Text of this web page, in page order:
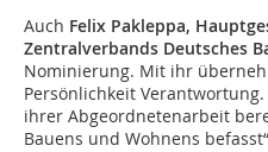
Auch Felix Pakleppa,
Zentralverbands Deutsches
Nominierung. Mit ihr
Persönlichkeit
ihrer Abgeordnetenarbeit
Bauens und Wohnens